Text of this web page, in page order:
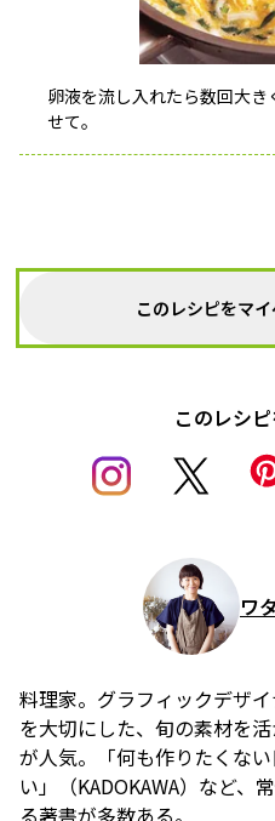
卵液を流し入れたら数回大
せて。
このレシピをマ
このレシ
ワ
料理家。グラフィックデザ
を大切にした、旬の素材を
が人気。「何も作りたくな
い」（KADOKAWA）など、